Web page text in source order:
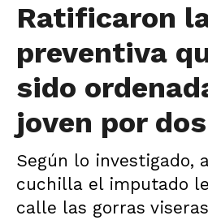
Ratificaron
preventiva
sido
joven por
Según lo investigado,
cuchilla el imputado
calle las gorras